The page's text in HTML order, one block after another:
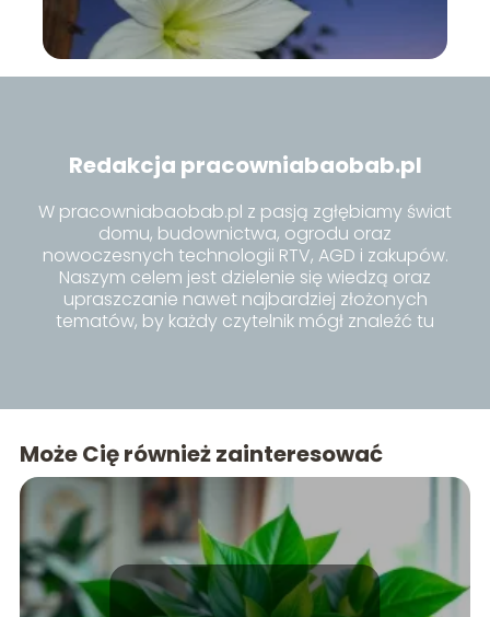
Redakcja pracowniabaobab.pl
W pracowniabaobab.pl z pasją zgłębiamy świat
domu, budownictwa, ogrodu oraz
nowoczesnych technologii RTV, AGD i zakupów.
Naszym celem jest dzielenie się wiedzą oraz
upraszczanie nawet najbardziej złożonych
tematów, by każdy czytelnik mógł znaleźć tu
Może Cię również zainteresować